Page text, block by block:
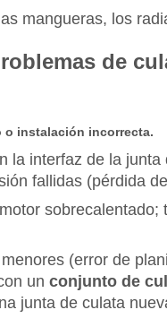
mangueras, los
de
o instalación incorrecta.
la interfaz de la
fallidas (pérdida
(error de
un conjunto de
junta de culata